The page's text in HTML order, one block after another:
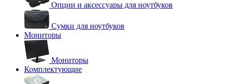
Опции и аксессуары для ноутбуков
Сумки для ноутбуков
Мониторы
Мониторы
Комплектующие